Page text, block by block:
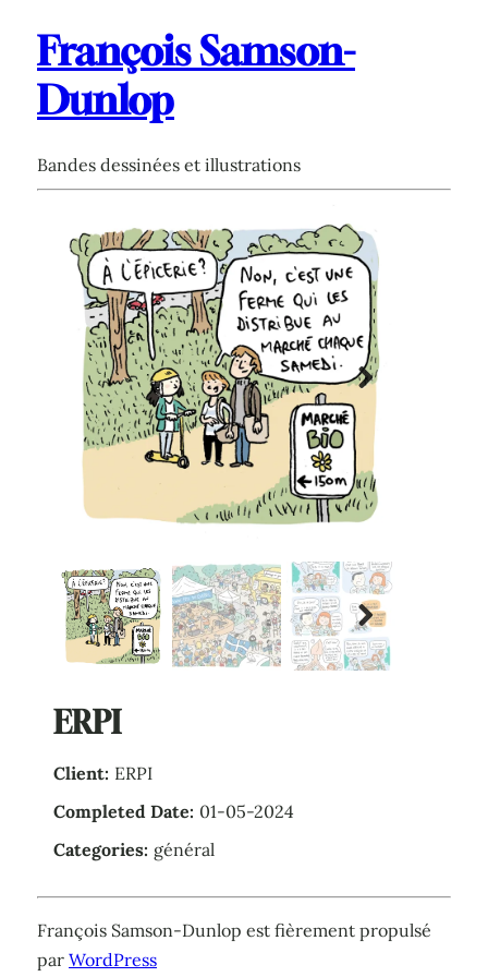
François Samson-
Dunlop
Bandes dessinées et illustrations
Next
Next
ERPI
Client: ERPI
Completed Date: 01-05-2024
Categories: général
François Samson-Dunlop est fièrement propulsé
par WordPress